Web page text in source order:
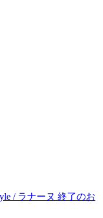
/ ラナーヌ 終了のお